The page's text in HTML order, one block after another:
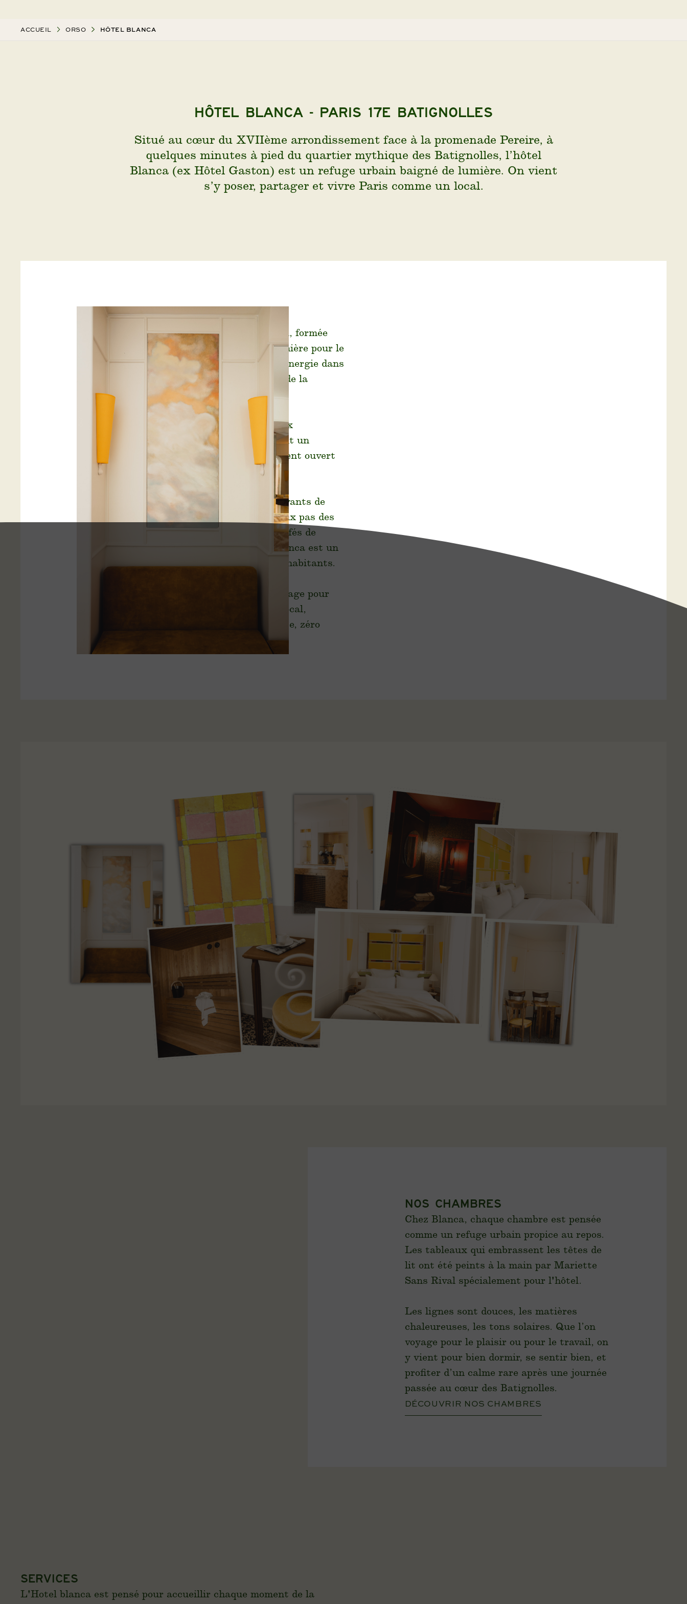
ACCUEIL ORSO HÔTEL BLANCA
Hôtel Blanca - Paris 17E Batignolles
Situé au cœur du XVIIème arrondissement face à la promenade Pereire, à
quelques minutes à pied du quartier mythique des Batignolles, l’hôtel
Blanca (ex Hôtel Gaston) est un refuge urbain baigné de lumière. On vient
s’y poser, partager et vivre Paris comme un local.
L’HÔTEL
Imaginé par la designer Mariette Sans Rival, formée
aux Beaux-Art de Paris, peintre puis costumière pour le
cinéma et l’opéra, l’Hôtel Blanca puise son énergie dans
une esthétique solaire et poétique, inspirée de la
Nouvelle Vague.
Matières naturelles, reflets miroirs, tableaux
spécialement pensés pour l'hôtel, redessinent un
univers à la fois doux, élégant et profondément ouvert
sur la ville.
C’est proche d’un quartier parmi les plus vivants de
Paris que l'hôtel a trouvé racine. Situé à deux pas des
Batignolles avec son esprit de village, ses cafés de
quartier, son marché bio, et ses parcs, le Blanca est un
point de rencontre idéal entre voyageurs et habitants.
Comme tous les hôtels Orso, le Blanca s’engage pour
une hospitalité plus responsable :sourcing local,
démarche éco responsable certifiée Clef Verte, zéro
NOS CHAMBRES
Chez Blanca, chaque chambre est pensée
comme un refuge urbain propice au repos.
Les tableaux qui embrassent les têtes de
lit ont été peints à la main par Mariette
Sans Rival spécialement pour l'hôtel.
Les lignes sont douces, les matières
chaleureuses, les tons solaires. Que l’on
voyage pour le plaisir ou pour le travail, on
y vient pour bien dormir, se sentir bien, et
profiter d’un calme rare après une journée
passée au cœur des Batignolles.
DÉCOUVRIR NOS CHAMBRES
SERVICES
L'Hotel blanca est pensé pour accueillir chaque moment de la